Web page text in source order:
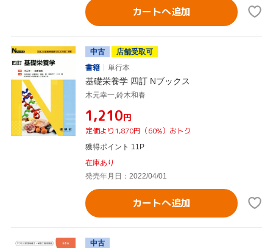
カートへ追加
中古
店舗受取可
書籍
単行本
基礎栄養学 四訂 Nブックス
木元幸一,鈴木和春
¥1,210円
定価より1,870円（60%）おトク
獲得ポイント 11P
在庫あり
発売年月日：2022/04/01
カートへ追加
中古